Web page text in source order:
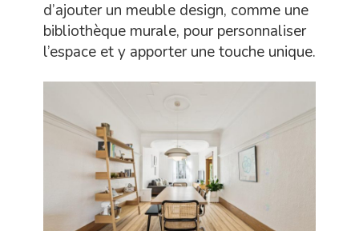
d’ajouter un meuble design, comme une
bibliothèque murale, pour personnaliser
l’espace et y apporter une touche unique.